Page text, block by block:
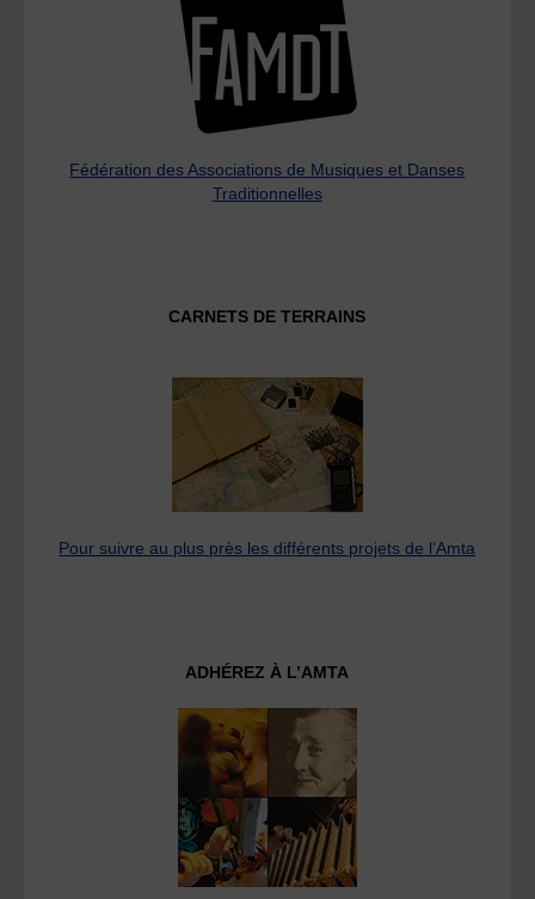
Fédération des Associations de Musiques et Danses
Traditionnelles
CARNETS DE TERRAINS
Pour suivre au plus près les différents projets de l’Amta
ADHÉREZ À L’AMTA